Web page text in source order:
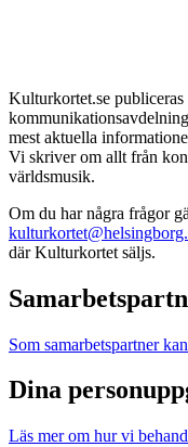
Kulturkortet.se
mest aktuella
Vi skriver om allt från
världsmusik.
Om du har några frågor
där Kulturkortet säljs.
Som samarbetspartner
Dina
Läs mer om hur vi